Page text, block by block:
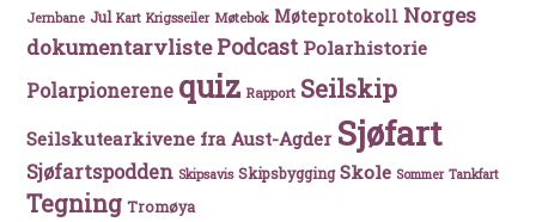
Jernbane Jul Kart Krigsseiler Møtebok Møteprotokoll Norges
dokumentarvlistePodcast Polarhistorie
Polarpionerene quiz Rapport Seilskip
Seilskutearkivene fra Aust-Agder Sjøfart
Sjøfartspodden Skipsavis Skipsbygging Skole Sommer Tankfart
Tegning Tromøya